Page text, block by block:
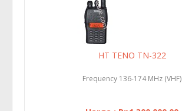
HT TENO TN-322
Frequency 136-174 MHz (VHF)